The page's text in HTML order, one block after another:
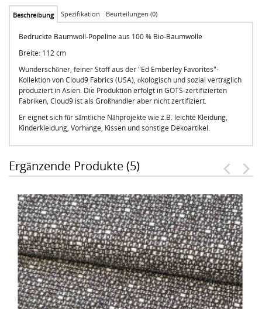
Beschreibung Spezifikation Beurteilungen (0)
Bedruckte Baumwoll-Popeline aus 100 % Bio-Baumwolle
Breite: 112 cm
Wunderschöner, feiner Stoff aus der "Ed Emberley Favorites"-
Kollektion von Cloud9 Fabrics (USA), ökologisch und sozial verträglich
produziert in Asien. Die Produktion erfolgt in GOTS-zertifizierten
Fabriken, Cloud9 ist als Großhändler aber nicht zertifiziert.
Er eignet sich für sämtliche Nähprojekte wie z.B. leichte Kleidung,
Kinderkleidung, Vorhänge, Kissen und sonstige Dekoartikel.
Ergänzende Produkte (5)